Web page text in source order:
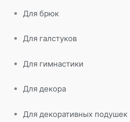
Для брюк
Для галстуков
Для гимнастики
Для декора
Для декоративных подушек